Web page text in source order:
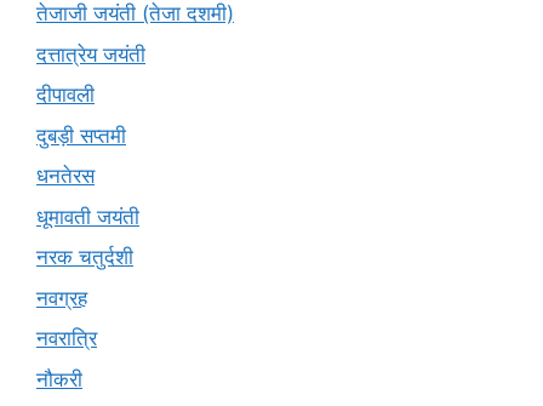
तेजाजी जयंती (तेजा दशमी)
दत्तात्रेय जयंती
दीपावली
दुबड़ी सप्तमी
धनतेरस
धूमावती जयंती
नरक चतुर्दशी
नवग्रह
नवरात्रि
नौकरी